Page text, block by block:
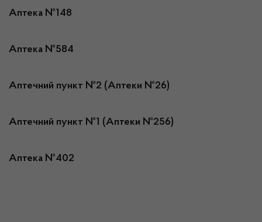
Аптека №148
Аптека №584
Аптечний пункт №2 (Аптеки №26)
Аптечний пункт №1 (Аптеки №256)
Аптека №402